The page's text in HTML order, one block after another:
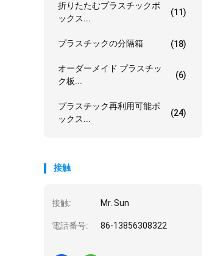
折りたたむプラスチックボ
ックス...
(11)
プラスチックの分隔箱 (18)
オーダーメイド プラスチッ
ク板...
(6)
プラスチック再利用可能ボ
ックス...
(24)
接触
接触: Mr. Sun
電話番号: 86-13856308322